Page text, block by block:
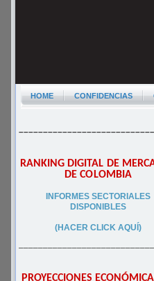
HOME CONFIDENCIAS
RANKING DIGITAL DE
DE COLOMBIA
INFORMES SECTORIALES
DISPONIBLES
(HACER CLICK AQUÍ)
PROYECCIONES